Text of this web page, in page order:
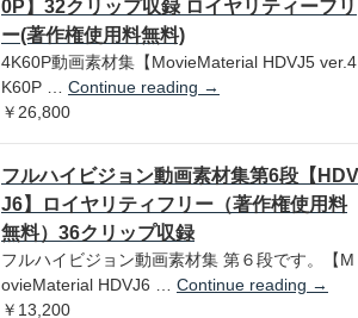
0P】32クリップ収録 ロイヤリティーフリ
ー(著作権使用料無料)
4K60P動画素材集【MovieMaterial HDVJ5 ver.4
K60P … Continue reading →
￥26,800
フルハイビジョン動画素材集第6段【HDV
J6】ロイヤリティフリー（著作権使用料
無料）36クリップ収録
フルハイビジョン動画素材集 第６段です。【M
ovieMaterial HDVJ6 … Continue reading →
￥13,200